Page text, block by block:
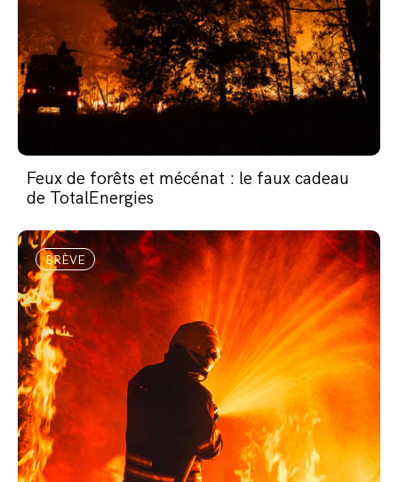
Feux de forêts et mécénat : le faux cadeau
de TotalEnergies
BRÈVE